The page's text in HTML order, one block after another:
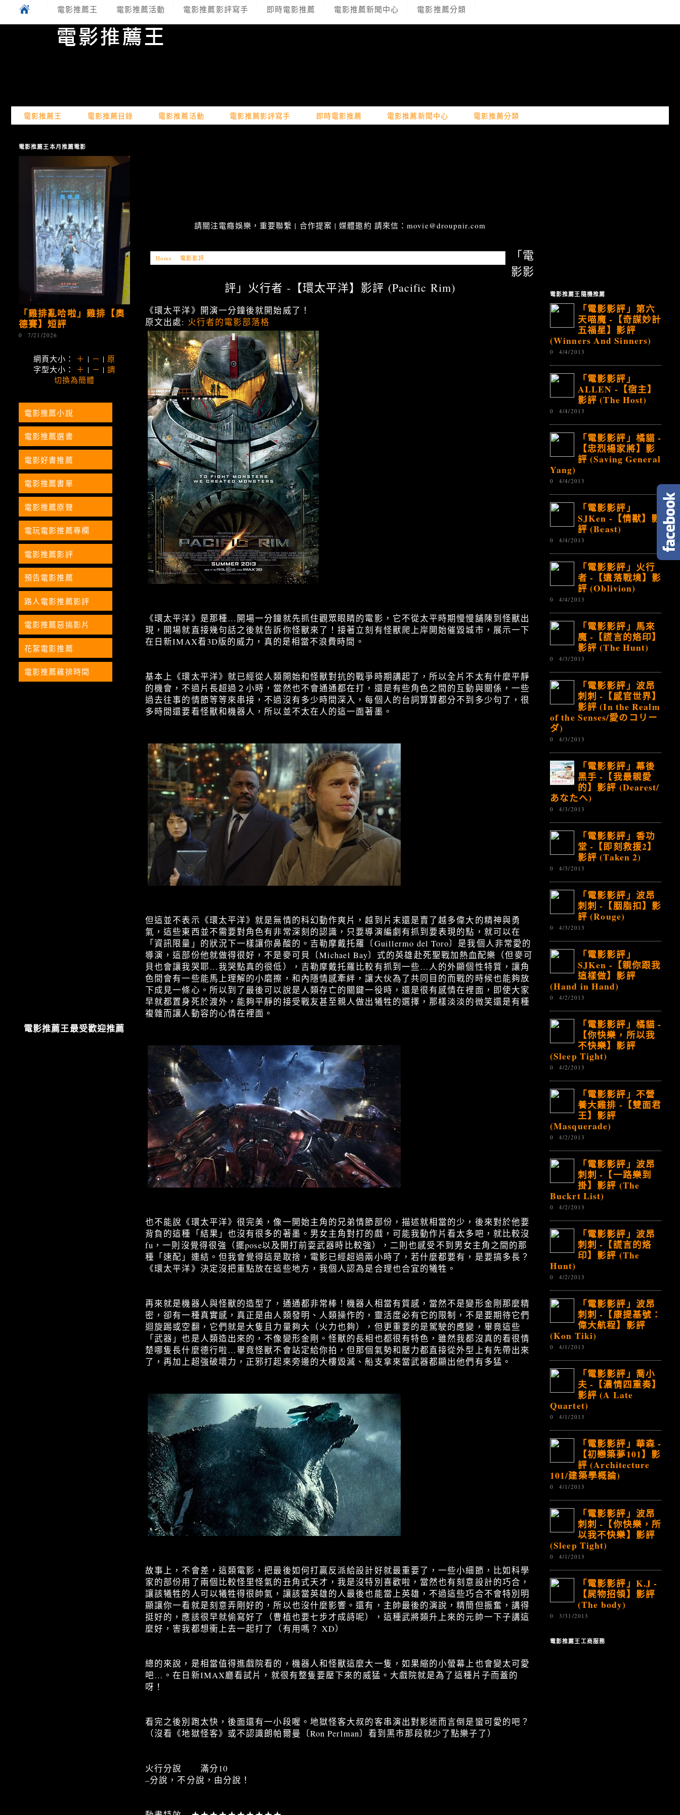
電影推薦王 電影推薦活動 電影推薦影評寫手 即時電影推薦 電影推薦新聞中心 電影推薦分類
電影推薦王 電影推薦目錄 電影推薦活動 電影推薦影評寫手 即時電影推薦 電影推薦新聞中心 電影推薦分類
請關注電癮娛樂，重要聯繫 | 合作提案 | 媒體邀約 請來信：movie@droupnir.com
Home 電影影評
「電
影影
評」火行者 -【環太平洋】影評 (Pacific Rim)
《環太平洋》開演一分鐘後就開始威了！
原文出處: 火行者的電影部落格
《環太平洋》是那種…開場一分鐘就先抓住觀眾眼睛的電影，它不從太平時期慢慢舖陳到怪獸出
現，開場就直接幾句話之後就告訴你怪獸來了！接著立刻有怪獸爬上岸開始催毀城市，展示一下
在日新IMAX看3D版的威力，真的是相當不浪費時間。
基本上《環太平洋》就已經從人類開始和怪獸對抗的戰爭時期講起了，所以全片不太有什麼平靜
的機會，不過片長超過２小時，當然也不會通通都在打，還是有些角色之間的互動與關係，一些
過去往事的情節等等來串接，不過沒有多少時間深入，每個人的台詞算算都分不到多少句了，很
多時間還要看怪獸和機器人，所以並不太在人的這一面著墨。
但這並不表示《環太平洋》就是無情的科幻動作爽片，越到片末還是賣了越多偉大的精神與勇
氣，這些東西並不需要對角色有非常深刻的認識，只要導演編劇有抓到要表現的點，就可以在
「資訊限量」的狀況下一樣讓你鼻酸的。吉勒摩戴托羅〔Guillermo del Toro〕是我個人非常愛的
導演，這部份他就做得很好，不是麥可貝〔Michael Bay〕式的英雄赴死聖戰加熱血配樂（但麥可
貝也會讓我哭耶…我哭點真的很低），吉勒摩戴托羅比較有抓到一些…人的外顯個性特質，讓角
色間會有一些能馬上理解的小磨擦，和內隱情感牽絆，讓大伙為了共同目的而戰的時候也能夠放
下成見一條心。所以到了最後可以說是人類存亡的關鍵一役時，還是很有感情在裡面，即使大家
早就都置身死於渡外，能夠平靜的接受戰友甚至親人做出犧牲的選擇，那樣淡淡的微笑還是有種
複雜而讓人動容的心情在裡面。
也不能說《環太平洋》很完美，像一開始主角的兄弟情節部份，描述就相當的少，後來對於他要
背負的這種「結果」也沒有很多的著墨。男女主角對打的戲，可能我動作片看太多吧，就比較沒
fu，一則沒覺得很強（擺pose以及開打前耍武器時比較強），二則也感受不到男女主角之間的那
種「速配」連結。但我會覺得這是取捨，電影已經超過兩小時了，若什麼都要有，是要搞多長？
《環太平洋》決定沒把重點放在這些地方，我個人認為是合理也合宜的犧牲。
再來就是機器人與怪獸的造型了，通通都非常棒！機器人相當有質感，當然不是變形金剛那麼精
密，卻有一種真實感，真正是由人類發明、人類操作的，靈活度必有它的限制，不是要期待它們
迴旋踢或空翻，它們就是大隻且力量夠大（火力也夠），但更重要的是駕駛的應變，畢竟這些
「武器」也是人類造出來的，不像變形金剛。怪獸的長相也都很有特色，雖然我都沒真的看很情
楚哪隻長什麼德行啦…畢竟怪獸不會站定給你拍，但那個氣勢和壓力都直接從外型上有先帶出來
了，再加上超強破壞力，正邪打起來旁邊的大樓毀滅、船支拿來當武器都顯出他們有多猛。
故事上，不會差，這類電影，把最後如何打贏反派給設計好就最重要了，一些小細節，比如科學
家的部份用了兩個比較怪里怪氣的丑角式天才，我是沒特別喜歡啦，當然也有刻意設計的巧合，
讓該犧牲的人可以犧牲得很帥氣，讓該當英雄的人最後也能當上英雄，不過這些巧合不會特別明
顯讓你一看就是刻意弄剛好的，所以也沒什麼影響。還有，主帥最後的演說，精簡但振奮，講得
挺好的，應該很早就偷寫好了（曹植也要七步才成詩呢），這種武將類升上來的元帥一下子講這
麼好，害我都想衝上去一起打了（有用嗎？ XD）
總的來說，是相當值得進戲院看的，機器人和怪獸這麼大一隻，如果縮的小螢幕上也會變太可愛
吧…。在日新IMAX廳看試片，就很有整隻要壓下來的威猛。大戲院就是為了這種片子而蓋的
呀！
看完之後別跑太快，後面還有一小段喔。地獄怪客大叔的客串演出對影迷而言倒是蠻可愛的吧？
（沒看《地獄怪客》或不認識朗帕爾曼〔Ron Perlman〕看到黑市那段就少了點樂子了）
火行分說 滿分10
–分說，不分說，由分說！
電影推薦王本月推薦電影
「雞排亂哈啦」雞排【奧
德賽】短評
0 7/21/2026
網頁大小： ＋ | － | 原
字型大小： ＋ | － |調
切換為簡體
電影推薦小說
電影推薦選書
電影好書推薦
電影推薦書單
電影推薦原聲
電玩電影推薦專欄
電影推薦影評
預告電影推薦
路人電影推薦影評
電影推薦惡搞影片
花絮電影推薦
電影推薦雞排時間
電影推薦王最受歡迎推薦
電影推薦王隨機推薦
「電影影評」第六
天喵魔 -【奇謀妙計
五福星】影評
(Winners And Sinners)
0 4/4/2013
「電影影評」
ALLEN -【宿主】
影評 (The Host)
0 4/4/2013
「電影影評」橘貓 -
【忠烈楊家將】影
評 (Saving General
Yang)
0 4/4/2013
「電影影評」
SJKen -【情獸】影
評 (Beast)
0 4/4/2013
「電影影評」火行
者 -【遺落戰境】影
評 (Oblivion)
0 4/4/2013
「電影影評」馬來
魔 -【謊言的烙印】
影評 (The Hunt)
0 4/3/2013
「電影影評」波昂
刺刺 -【感官世界】
影評 (In the Realm
of the Senses/愛のコリー
ダ)
0 4/3/2013
「電影影評」幕後
黑手 -【我最親愛
的】影評 (Dearest/
あなたへ)
0 4/3/2013
「電影影評」香功
堂 -【即刻救援2】
影評 (Taken 2)
0 4/3/2013
「電影影評」波昂
刺刺 -【胭脂扣】影
評 (Rouge)
0 4/3/2013
「電影影評」
SJKen -【親你跟我
這樣做】影評
(Hand in Hand)
0 4/2/2013
「電影影評」橘貓 -
【你快樂，所以我
不快樂】影評
(Sleep Tight)
0 4/2/2013
「電影影評」不營
養大雞排 -【雙面君
王】影評
(Masquerade)
0 4/2/2013
「電影影評」波昂
刺刺 -【一路樂到
掛】影評 (The
Buckrt List)
0 4/2/2013
「電影影評」波昂
刺刺 -【謊言的烙
印】影評 (The
Hunt)
0 4/2/2013
「電影影評」波昂
刺刺 -【康提基號：
偉大航程】影評
(Kon Tiki)
0 4/1/2013
「電影影評」喬小
夫 -【濃情四重奏】
影評 (A Late
Quartet)
0 4/1/2013
「電影影評」華森 -
【初戀築夢101】影
評 (Architecture
101/建築學概論)
0 4/1/2013
「電影影評」波昂
刺刺 -【你快樂，所
以我不快樂】影評
(Sleep Tight)
0 4/1/2013
「電影影評」K.J -
【屍物招領】影評
(The body)
0 3/31/2013
電影推薦王工商服務